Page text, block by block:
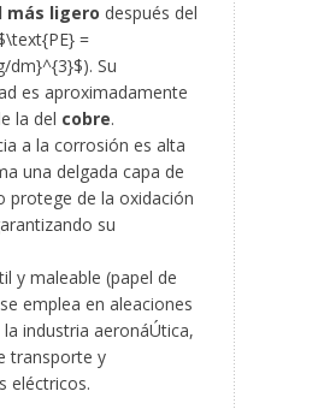
más ligero después del
=
dm}^{3}$). Su
es aproximadamente
la del cobre.
a la corrosión es alta
una delgada capa de
protege de la oxidación
su
y maleable (papel de
emplea en aleaciones
industria aeronáÚtica,
transporte y
eléctricos.